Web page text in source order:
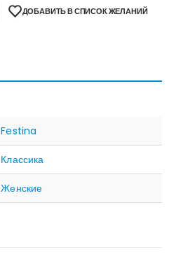
ДОБАВИТЬ В СПИСОК ЖЕЛАНИЙ
Festina
Классика
Женские